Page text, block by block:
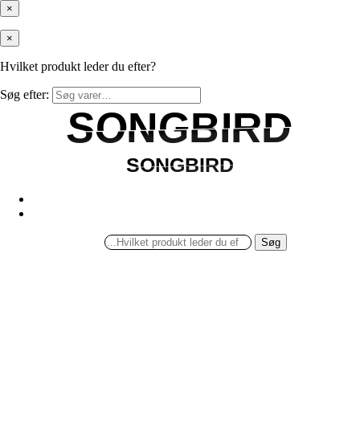
×
×
Hvilket produkt leder du efter?
Søg efter:
SONGBIRD
SONGBIRD
SONGBIRD
SONGBIRD
Søg